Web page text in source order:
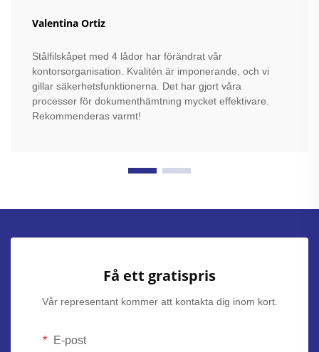
Valentina Ortiz
Stålfilskåpet med 4 lådor har förändrat vår
kontorsorganisation. Kvalitén är imponerande, och vi
gillar säkerhetsfunktionerna. Det har gjort våra
processer för dokumenthämtning mycket effektivare.
Rekommenderas varmt!
Få ett gratispris
Vår representant kommer att kontakta dig inom kort.
E-post